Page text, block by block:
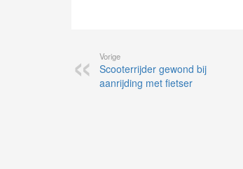
Vorige
Scooterrijder gewond bij
aanrijding met fietser